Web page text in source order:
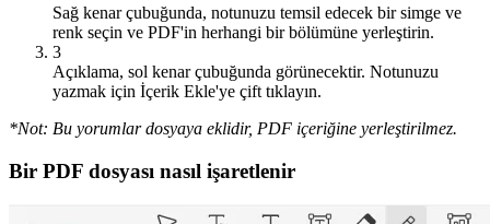
Sağ kenar çubuğunda, notunuzu temsil edecek bir simge ve
renk seçin ve PDF'in herhangi bir bölümüne yerleştirin.
3
Açıklama, sol kenar çubuğunda görünecektir. Notunuzu
yazmak için İçerik Ekle'ye çift tıklayın.
*Not: Bu yorumlar dosyaya eklidir, PDF içeriğine yerleştirilmez.
Bir PDF dosyası nasıl işaretlenir